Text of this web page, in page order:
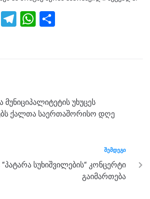
M
T
m
W
p
p
მუნიციპალიტეტის უხუცეს
ქალთა საერთაშორისო დღე
ᲨᲔᲛᲓᲔᲒᲘ
სუხიშვილების“ კონცერტი
გაიმართება